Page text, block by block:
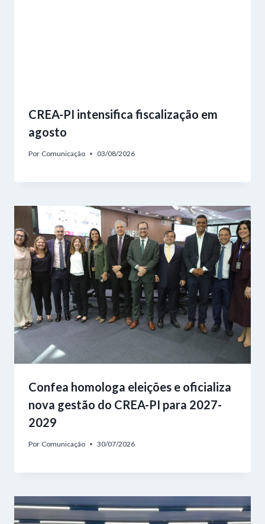
CREA-PI intensifica fiscalização em
agosto
Por Comunicação 03/08/2026
Confea homologa eleições e oficializa
nova gestão do CREA-PI para 2027-
2029
Por Comunicação 30/07/2026